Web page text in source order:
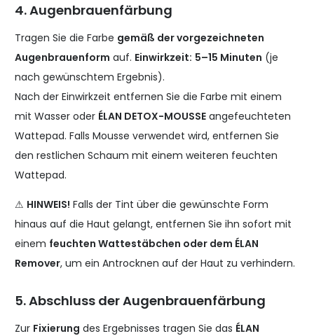
4. Augenbrauenfärbung
Tragen Sie die Farbe gemäß der vorgezeichneten
Augenbrauenform auf. Einwirkzeit: 5–15 Minuten (je
nach gewünschtem Ergebnis).
Nach der Einwirkzeit entfernen Sie die Farbe mit einem
mit Wasser oder ÉLAN DETOX-MOUSSE angefeuchteten
Wattepad. Falls Mousse verwendet wird, entfernen Sie
den restlichen Schaum mit einem weiteren feuchten
Wattepad.
⚠ HINWEIS! Falls der Tint über die gewünschte Form
hinaus auf die Haut gelangt, entfernen Sie ihn sofort mit
einem feuchten Wattestäbchen oder dem ÉLAN
Remover, um ein Antrocknen auf der Haut zu verhindern.
5. Abschluss der Augenbrauenfärbung
Zur Fixierung des Ergebnisses tragen Sie das ÉLAN